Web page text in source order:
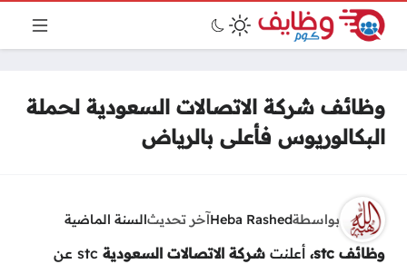
وظائف شركة الاتصالات السعودية لحملة
البكالوريوس فأعلى بالرياض
بواسطةHeba Rashedآخر تحديثالسنة الماضية
وظائف stc، أعلنت شركة الاتصالات السعودية
stc عن